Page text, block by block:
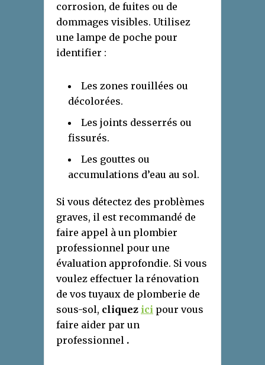
corrosion, de fuites ou de
dommages visibles. Utilisez
une lampe de poche pour
identifier :
Les zones rouillées ou
décolorées.
Les joints desserrés ou
fissurés.
Les gouttes ou
accumulations d’eau au sol.
Si vous détectez des problèmes
graves, il est recommandé de
faire appel à un plombier
professionnel pour une
évaluation approfondie. Si vous
voulez effectuer la rénovation
de vos tuyaux de plomberie de
sous-sol, cliquez ici pour vous
faire aider par un
professionnel .